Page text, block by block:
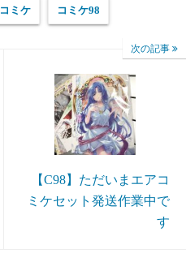
コミケ コミケ98
次の記事
【C98】ただいまエアコ
ミケセット発送作業中で
す